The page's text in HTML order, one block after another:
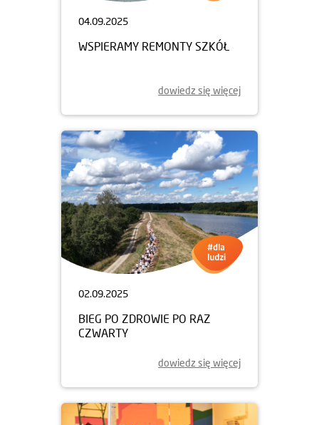
04.09.2025
WSPIERAMY REMONTY SZKÓŁ
dowiedz się więcej
02.09.2025
BIEG PO ZDROWIE PO RAZ
CZWARTY
dowiedz się więcej